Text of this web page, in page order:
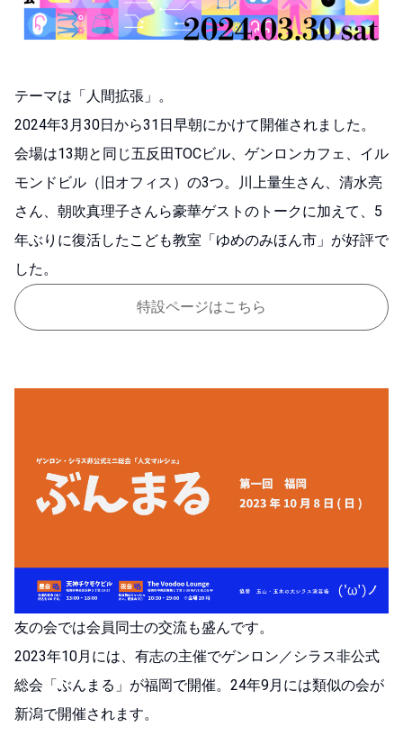
テーマは「人間拡張」。
2024年3月30日から31日早朝にかけて開催されました。
会場は13期と同じ五反田TOCビル、ゲンロンカフェ、イル
モンドビル（旧オフィス）の3つ。
川上量生さん、清水亮
さん、朝吹真理子さんら豪華ゲストのトークに加えて、5
年ぶりに復活したこども教室「ゆめのみほん市」が好評で
した。
特設ページはこちら
友の会では会員同士の交流も盛んです。
2023年10月には、有志の主催でゲンロン／シラス非公式
総会「ぶんまる」が福岡で開催。 24年9月には類似の会が
新潟で開催されます。